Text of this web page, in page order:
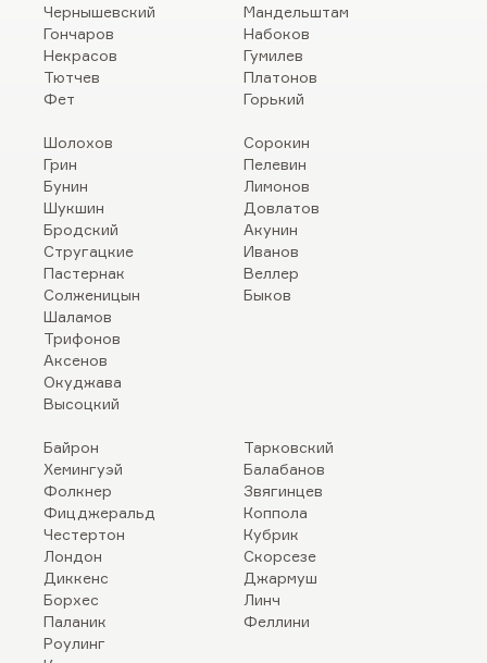
Чернышевский
Гончаров
Некрасов
Тютчев
Фет
Мандельштам
Набоков
Гумилев
Платонов
Горький
Шолохов
Грин
Бунин
Шукшин
Бродский
Стругацкие
Пастернак
Солженицын
Шаламов
Трифонов
Аксенов
Окуджава
Высоцкий
Сорокин
Пелевин
Лимонов
Довлатов
Акунин
Иванов
Веллер
Быков
Байрон
Хемингуэй
Фолкнер
Фицджеральд
Честертон
Лондон
Диккенс
Борхес
Паланик
Роулинг
Тарковский
Балабанов
Звягинцев
Коппола
Кубрик
Скорсезе
Джармуш
Линч
Феллини